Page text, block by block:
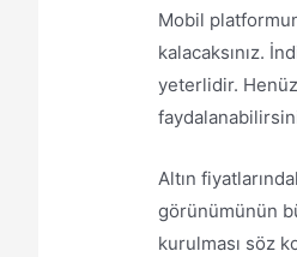
Mobil
kalacaksınız.
yeterlidir.
Altın
görünümünün
kurulması söz